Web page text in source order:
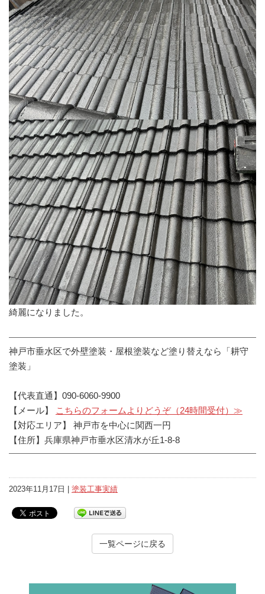
綺麗になりました。
神戸市垂水区で外壁塗装・屋根塗装など塗り替えなら「耕守
塗装」
【代表直通】090-6060-9900
【メール】
こちらのフォームよりどうぞ（24時間受付）≫
【対応エリア】 神戸市を中心に関西一円
【住所】兵庫県神戸市垂水区清水が丘1-8-8
2023年11月17日 | 塗装工事実績
一覧ページに戻る